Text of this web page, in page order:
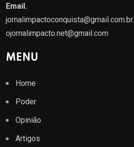
Email.
jornalimpactoconquista@gmail.com.br.
ojornalimpacto.net@gmail.com
MENU
Home
Poder
Opinião
Artigos